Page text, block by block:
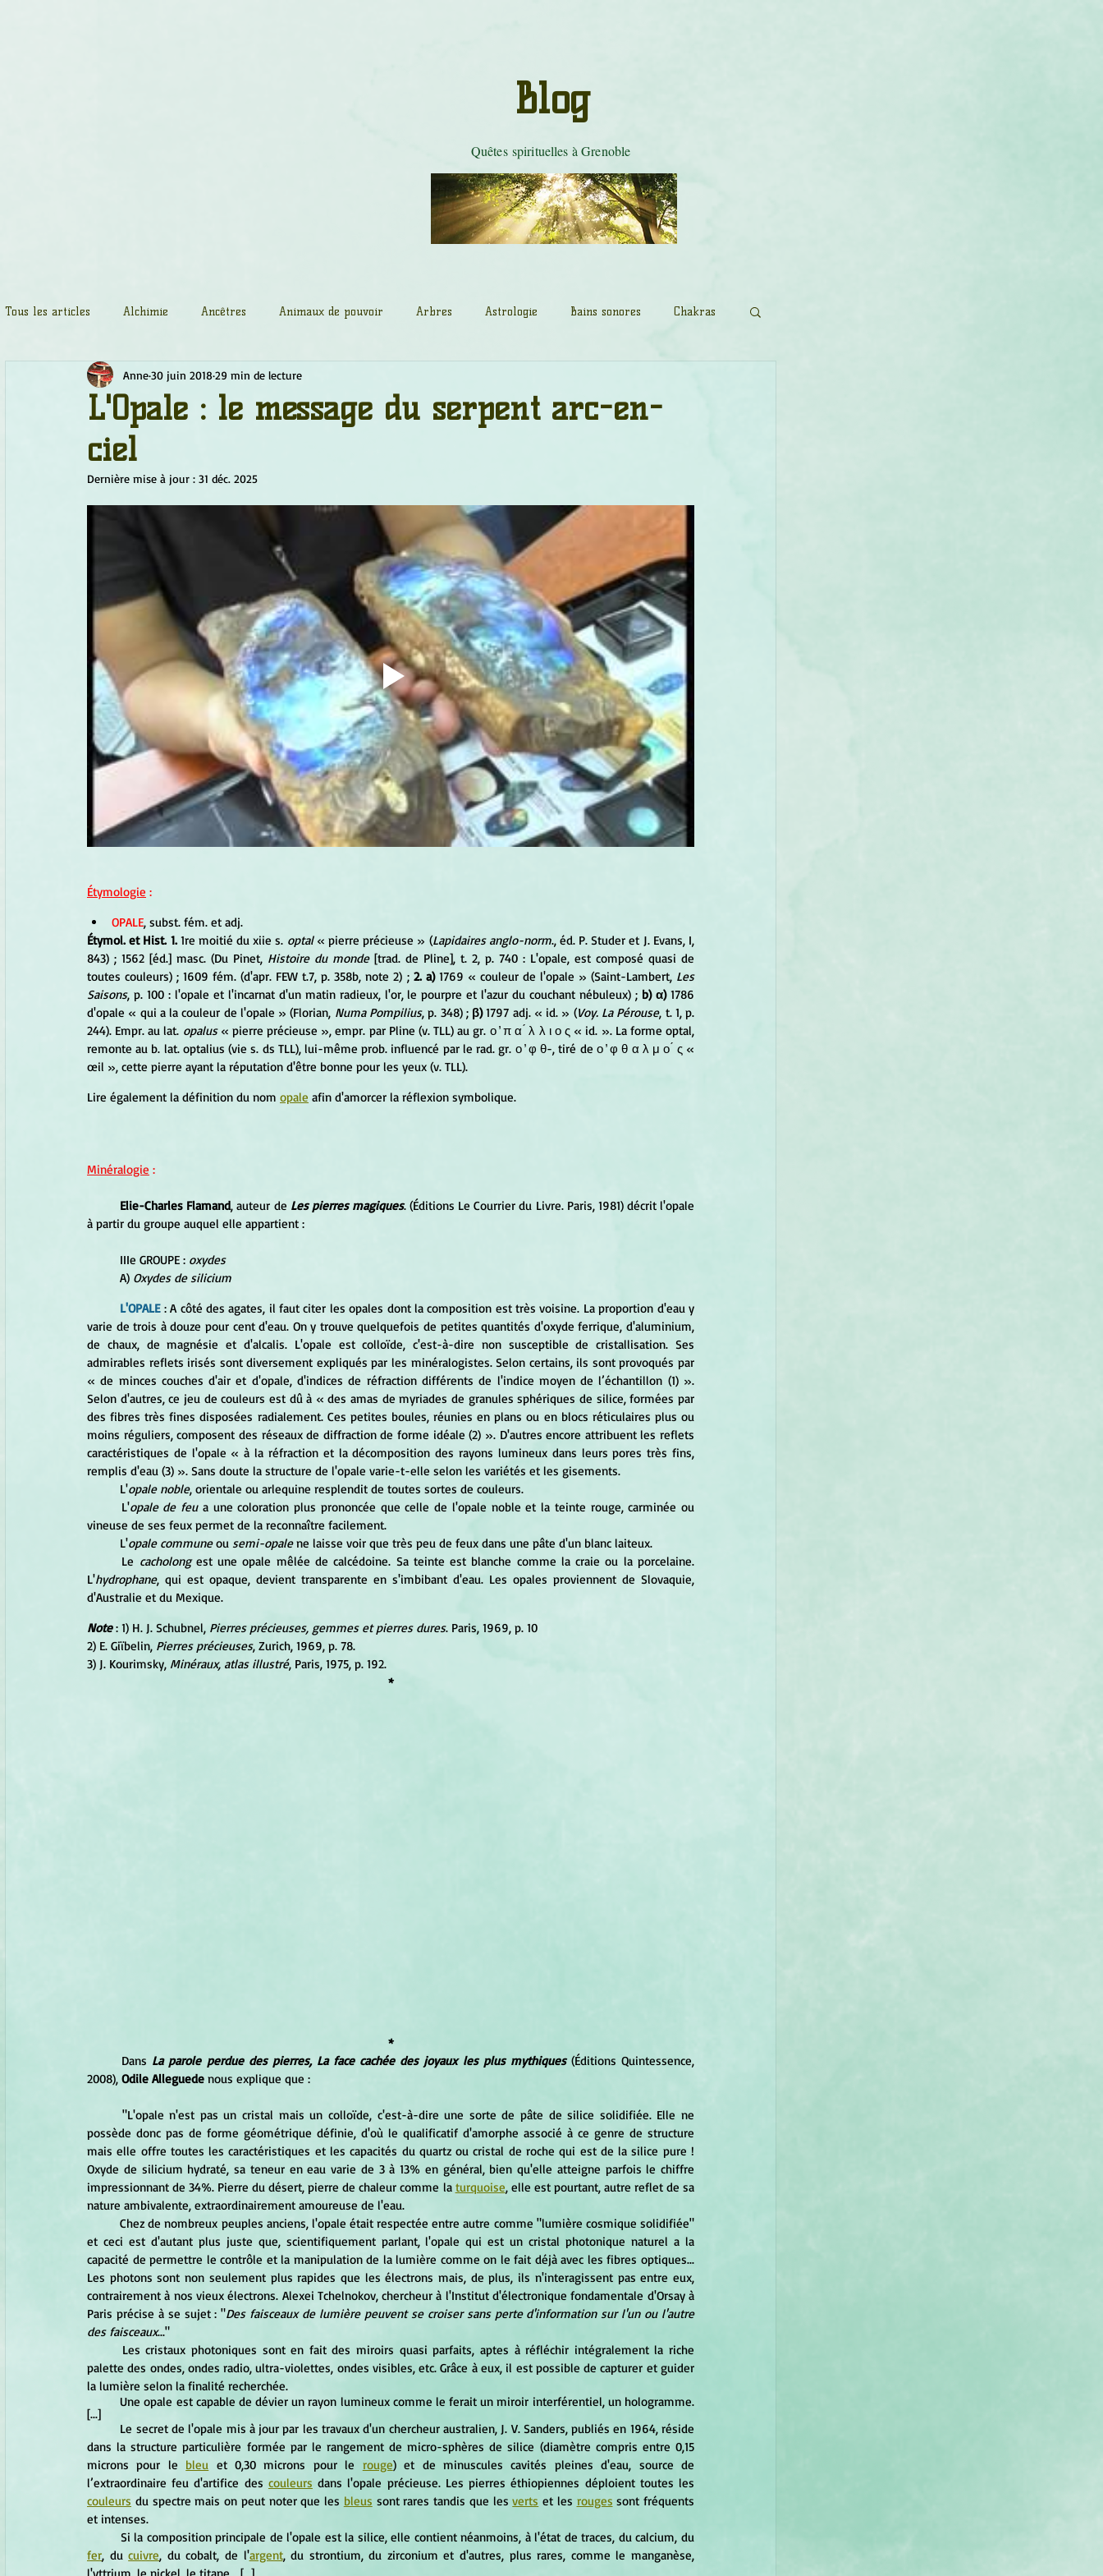
Quêtes spirituelles à Grenoble
Blog
Tous les articles Alchimie Ancêtres Animaux de pouvoir Arbres Astrologie Bains sonores Chakras
Chamanisme Champignons Conscience
Fleurs de Bach
Objets de pouvoir Ogham Petit Peuple Plantes Pleines Lunes Santé Stages Tarot
L'Opale : le message du serpent arc-en-
ciel
Anne30 juin 201829 min de lecture
Dernière mise à jour : 31 déc. 2025
Étymologie :
OPALE, subst. fém. et adj.
Étymol. et Hist. 1. 1re moitié du xiie s. optal « pierre précieuse » (Lapidaires anglo-norm., éd. P. Studer et J. Evans, I,
843) ; 1562 [éd.] masc. (Du Pinet, Histoire du monde [trad. de Pline], t. 2, p. 740 : L'opale, est composé quasi de
toutes couleurs) ; 1609 fém. (d'apr. FEW t.7, p. 358b, note 2) ; 2. a) 1769 « couleur de l'opale » (Saint-Lambert, Les
Saisons, p. 100 : l'opale et l'incarnat d'un matin radieux, l'or, le pourpre et l'azur du couchant nébuleux) ; b) α) 1786
d'opale « qui a la couleur de l'opale » (Florian, Numa Pompilius, p. 348) ; β) 1797 adj. « id. » (Voy. La Pérouse, t. 1, p.
244). Empr. au lat. opalus « pierre précieuse », empr. par Pline (v. TLL) au gr. ο ̓ π α ́ λ λ ι ο ς « id. ». La forme optal,
remonte au b. lat. optalius (vie s. ds TLL), lui-même prob. influencé par le rad. gr. ο ̓ φ θ-, tiré de ο ̓ φ θ α λ μ ο ́ ς «
œil », cette pierre ayant la réputation d'être bonne pour les yeux (v. TLL).
Lire également la définition du nom opale afin d'amorcer la réflexion symbolique.
Minéralogie :
Elie-Charles Flamand, auteur de Les pierres magiques. (Éditions Le Courrier du Livre. Paris, 1981) décrit l'opale
à partir du groupe auquel elle appartient :
	IIIe GROUPE :
oxydes
	A)
Oxydes de silicium
L'OPALE : A côté des agates, il faut citer les opales dont la composition est très voisine. La proportion d'eau y
varie de trois à douze pour cent d'eau. On y trouve quelquefois de petites quantités d'oxyde ferrique, d'aluminium,
de chaux, de magnésie et d'alcalis. L'opale est colloïde, c'est-à-dire non susceptible de cristallisation. Ses
admirables reflets irisés sont diversement expliqués par les minéralogistes. Selon certains, ils sont provoqués par
« de minces couches d'air et d'opale, d'indices de réfraction différents de l'indice moyen de l’échantillon (1) ».
Selon d'autres, ce jeu de couleurs est dû à « des amas de myriades de granules sphériques de silice, formées par
des fibres très fines disposées radialement. Ces petites boules, réunies en plans ou en blocs réticulaires plus ou
moins réguliers, composent des réseaux de diffraction de forme idéale (2) ». D'autres encore attribuent les reflets
caractéristiques de l'opale « à la réfraction et la décomposition des rayons lumineux dans leurs pores très fins,
remplis d'eau (3) ». Sans doute la structure de l'opale varie-t-elle selon les variétés et les gisements.
	L'
opale noble, orientale ou arlequine resplendit de toutes sortes de couleurs.
	L'
opale de feu a une coloration plus prononcée que celle de l'opale noble et la teinte rouge, carminée ou
vineuse de ses feux permet de la reconnaître facilement.
	L'
opale commune ou semi-opale ne laisse voir que très peu de feux dans une pâte d'un blanc laiteux.
	Le
cacholong est une opale mêlée de calcédoine. Sa teinte est blanche comme la craie ou la porcelaine.
L'hydrophane, qui est opaque, devient transparente en s'imbibant d'eau. Les opales proviennent de Slovaquie,
d'Australie et du Mexique.
Note : 1) H. J. Schubnel, Pierres précieuses, gemmes et pierres dures. Paris, 1969, p. 10
2) E. Giïbelin, Pierres précieuses, Zurich, 1969, p. 78.
3) J. Kourimsky, Minéraux, atlas illustré, Paris, 1975, p. 192.
*
*
	Dans
La parole perdue des pierres, La face cachée des joyaux les plus mythiques (Éditions Quintessence,
2008), Odile Alleguede nous explique que :
possède donc pas de forme géométrique définie, d'où le qualificatif d'amorphe associé à ce genre de structure
mais elle offre toutes les caractéristiques et les capacités du quartz ou cristal de roche qui est de la silice pure !
Oxyde de silicium hydraté, sa teneur en eau varie de 3 à 13% en général, bien qu'elle atteigne parfois le chiffre
impressionnant de 34%. Pierre du désert, pierre de chaleur comme la turquoise, elle est pourtant, autre reflet de sa
nature ambivalente, extraordinairement amoureuse de l'eau.
	Chez de nombreux peuples anciens, l'opale était respectée entre autre comme "lumière cosmique solidifiée"
et ceci est d'autant plus juste que, scientifiquement parlant, l'opale qui est un cristal photonique naturel a la
capacité de permettre le contrôle et la manipulation de la lumière comme on le fait déjà avec les fibres optiques...
Les photons sont non seulement plus rapides que les électrons mais, de plus, ils n'interagissent pas entre eux,
contrairement à nos vieux électrons. Alexei Tchelnokov, chercheur à l'Institut d'électronique fondamentale d'Orsay à
Paris précise à se sujet : "Des faisceaux de lumière peuvent se croiser sans perte d'information sur l'un ou l'autre
des faisceaux..."
palette des ondes, ondes radio, ultra-violettes, ondes visibles, etc. Grâce à eux, il est possible de capturer et guider
la lumière selon la finalité recherchée.
	Une opale est capable de dévier un rayon lumineux comme le ferait un miroir interférentiel, un hologramme.
[...]
dans la structure particulière formée par le rangement de micro-sphères de silice (diamètre compris entre 0,15
microns pour le bleu et 0,30 microns pour le rouge) et de minuscules cavités pleines d'eau, source de
l’extraordinaire feu d'artifice des couleurs
couleurs du spectre mais on peut noter que les bleus sont rares tandis que les verts et les rouges sont fréquents
et intenses.
fer, du cuivre, du cobalt, de l'argent, du strontium, du zirconium et d'autres, plus rares, comme le manganèse,
l'yttrium, le nickel, le titane... [...]